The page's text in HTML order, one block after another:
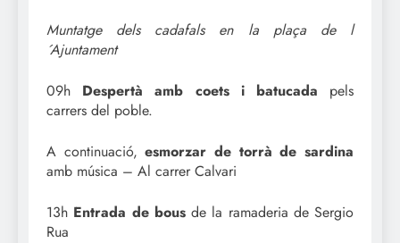
Muntatge dels cadafals en la plaça de l
´Ajuntament
09h Despertà amb coets i batucada pels
carrers del poble.
A continuació,esmorzar de torrà de sardina
amb música – Al carrer Calvari
13h Entrada de bousde la ramaderia de Sergio
Rua